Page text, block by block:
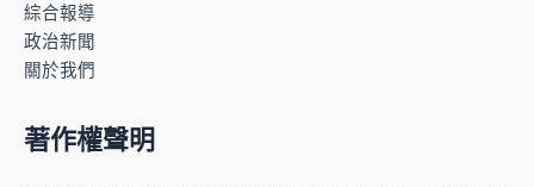
綜合報導
政治新聞
關於我們
著作權聲明